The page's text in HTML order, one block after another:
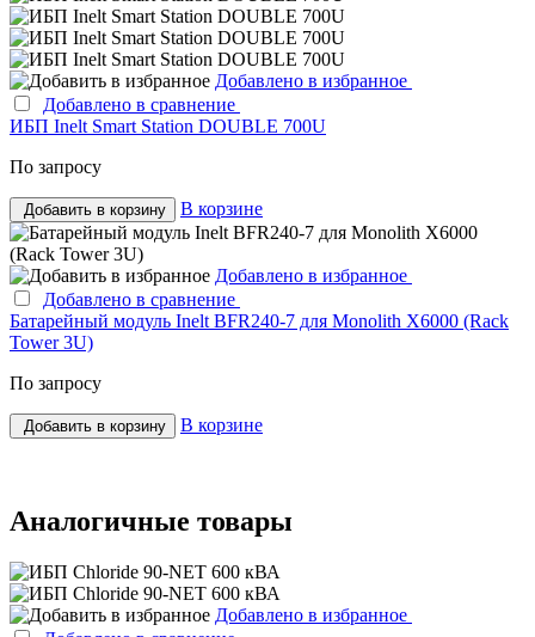
Добавлено в избранное
Добавлено в сравнение
ИБП Inelt Smart Station DOUBLE 700U
По запросу
Добавить в корзину В корзине
Добавлено в избранное
Добавлено в сравнение
Батарейный модуль Inelt BFR240-7 для Monolith X6000 (Rack
Tower 3U)
По запросу
Добавить в корзину В корзине
Аналогичные товары
Добавлено в избранное